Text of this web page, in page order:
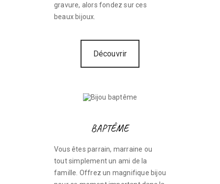
gravure, alors fondez sur ces
beaux bijoux.
Découvrir
BAPTÊME
Vous êtes parrain, marraine ou
tout simplement un ami de la
famille. Offrez un magnifique bijou